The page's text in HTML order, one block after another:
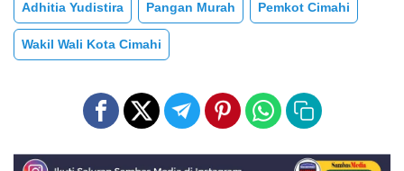
Adhitia Yudistira Pangan Murah Pemkot Cimahi
Wakil Wali Kota Cimahi